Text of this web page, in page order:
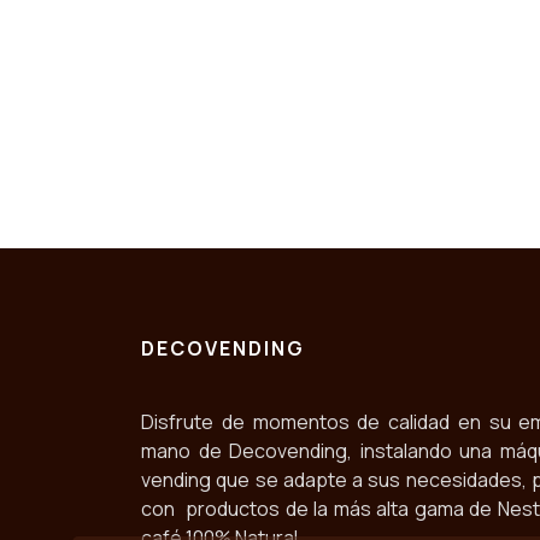
DECOVENDING
Disfrute de momentos de calidad en su
mano de Decovending, instalando una
vending que se adapte a sus necesidades,
con productos de la más alta gama de